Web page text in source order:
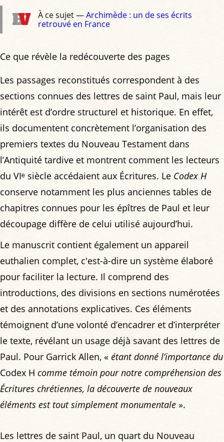
À ce sujet —Archimède : un de ses écrits
retrouvé en France
Ce que révèle la redécouverte des pages
Les passages reconstitués correspondent à des
sections connues des lettres de saint Paul, mais leur
intérêt est d’ordre structurel et historique. En effet,
ils documentent concrètement l’organisation des
premiers textes du Nouveau Testament dans
l’Antiquité tardive et montrent comment les lecteurs
du VIᵉ siècle accédaient aux Écritures. Le Codex H
conserve notamment les plus anciennes tables de
chapitres connues pour les épîtres de Paul et leur
découpage diffère de celui utilisé aujourd’hui.
Le manuscrit contient également un appareil
euthalien complet, c'est-à-dire un système élaboré
pour faciliter la lecture. Il comprend des
introductions, des divisions en sections numérotées
et des annotations explicatives. Ces éléments
témoignent d’une volonté d’encadrer et d’interpréter
le texte, révélant un usage déjà savant des lettres de
Paul. Pour Garrick Allen, « étant donné l’importance du
Codex H comme témoin pour notre compréhension des
Écritures chrétiennes, la découverte de nouveaux
éléments est tout simplement monumentale ».
Les lettres de saint Paul, un quart du Nouveau